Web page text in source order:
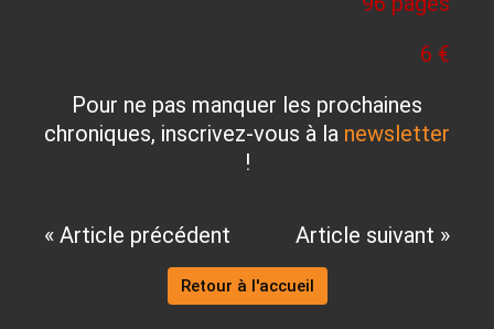
6 €
Pour ne pas manquer les prochaines
chroniques, inscrivez-vous à la newsletter
!
« Article précédent Article suivant »
Retour à l'accueil